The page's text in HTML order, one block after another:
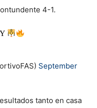
4-1.
September
tanto en casa